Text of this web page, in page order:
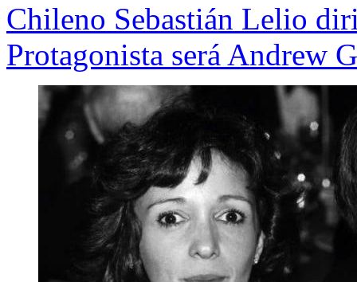
Chileno Sebastián Lelio
Protagonista será Andrew